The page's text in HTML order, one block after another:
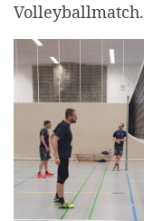
Volleyballmatch.